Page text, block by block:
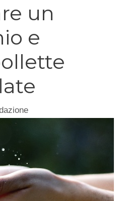
un
e